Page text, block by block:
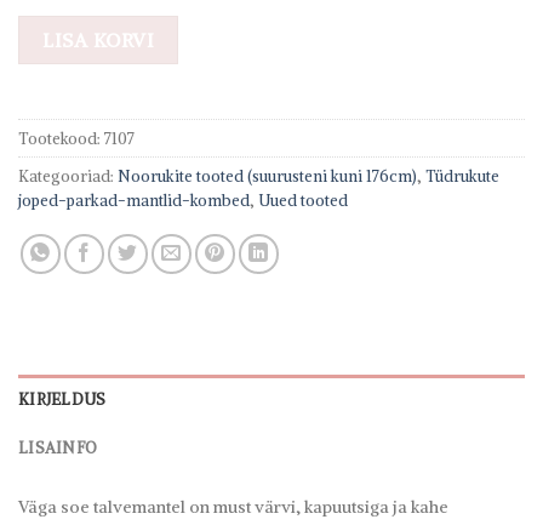
LISA KORVI
Tootekood: 7107
Kategooriad: Noorukite tooted (suurusteni kuni 176cm), Tüdrukute
joped-parkad-mantlid-kombed, Uued tooted
KIRJELDUS
LISAINFO
Väga soe talvemantel on must värvi, kapuutsiga ja kahe